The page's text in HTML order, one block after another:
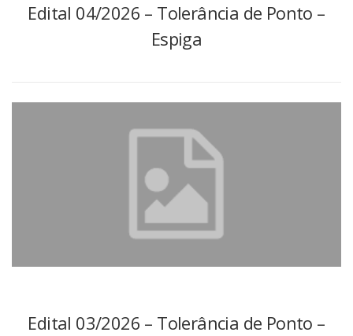
Edital 04/2026 – Tolerância de Ponto –
Espiga
Edital 03/2026 – Tolerância de Ponto –